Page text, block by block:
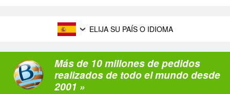
ELIJA SU PAÍS O IDIOMA
Más de 10 millones de pedidos
realizados de todo el mundo desde
2001 »